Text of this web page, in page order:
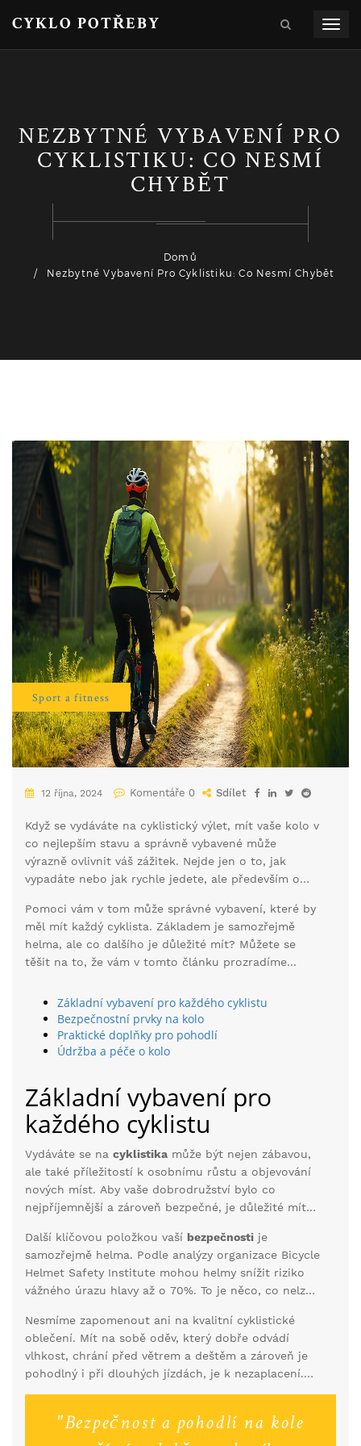
CYKLO POTŘEBY
NEZBYTNÉ VYBAVENÍ PRO
CYKLISTIKU: CO NESMÍ
CHYBĚT
Domů
Nezbytné Vybavení Pro Cyklistiku: Co Nesmí Chybět
Sport a fitness
12 října, 2024 Komentáře 0 Sdílet
Když se vydáváte na cyklistický výlet, mít vaše kolo v
co nejlepším stavu a správně vybavené může
výrazně ovlivnit váš zážitek. Nejde jen o to, jak
vypadáte nebo jak rychle jedete, ale především o
Pomoci vám v tom může správné vybavení, které by
měl mít každý cyklista. Základem je samozřejmě
helma, ale co dalšího je důležité mít? Můžete se
těšit na to, že vám v tomto článku prozradíme
vaše budoucí jízdy.
Základní vybavení pro každého cyklistu
Bezpečnostní prvky na kolo
Praktické doplňky pro pohodlí
Údržba a péče o kolo
Základní vybavení pro
každého cyklistu
Vydáváte se na cyklistika může být nejen zábavou,
ale také příležitostí k osobnímu růstu a objevování
nových míst. Aby vaše dobrodružství bylo co
nejpříjemnější a zároveň bezpečné, je důležité mít
mnohem víc než jen kolo samotné. Například dobré
cyklistické boty dělají divy. Zpevněná podrážka vám
dá lepší stabilitu na pedálech a specializovaný tvar
pomáhá přenosu síly více efektivně, než běžné
tenisky. Díky tomu můžete jezdit rychleji a udržet
kontrolu nad bicyklem i při prudkých manévrech.
Další klíčovou položkou vaší bezpečnosti je
samozřejmě helma. Podle analýzy organizace Bicycle
Helmet Safety Institute mohou helmy snížit riziko
vážného úrazu hlavy až o 70%. To je něco, co nelze
vývojem, který jim dodává aerodynamičnost i
pohodlí při nošení, což znamená, že si je ani
nevšimnete, že ji máte na hlavě. Je důležité si
vybrat helmu, která dobře sedí a je certifikována
pro bezpečnostní standardy. Nezapomeňte však na
její pravidelné kontroly – každá případná prasklina
může znamenat sníženou funkčnost.
Nesmíme zapomenout ani na kvalitní cyklistické
oblečení. Mít na sobě oděv, který dobře odvádí
vlhkost, chrání před větrem a deštěm a zároveň je
pohodlný i při dlouhých jízdách, je k nezaplacení.
odřeninami. Moderní technologie umožňují vznik
"Bezpečnost a pohodlí na kole